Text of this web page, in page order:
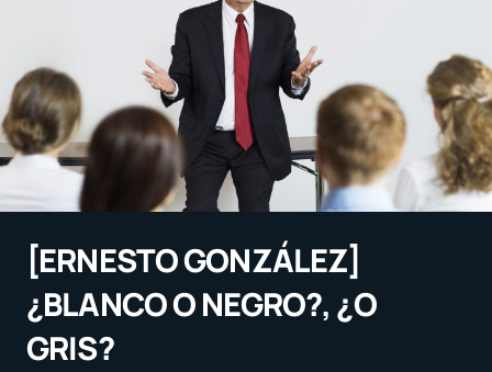
[ERNESTO GONZÁLEZ]
¿BLANCO O NEGRO?, ¿O
GRIS?